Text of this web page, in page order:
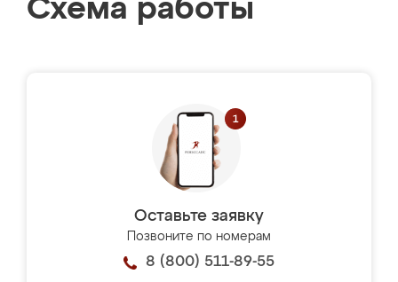
Схема работы
Оставьте заявку
Позвоните по номерам
8 (800) 511-89-55